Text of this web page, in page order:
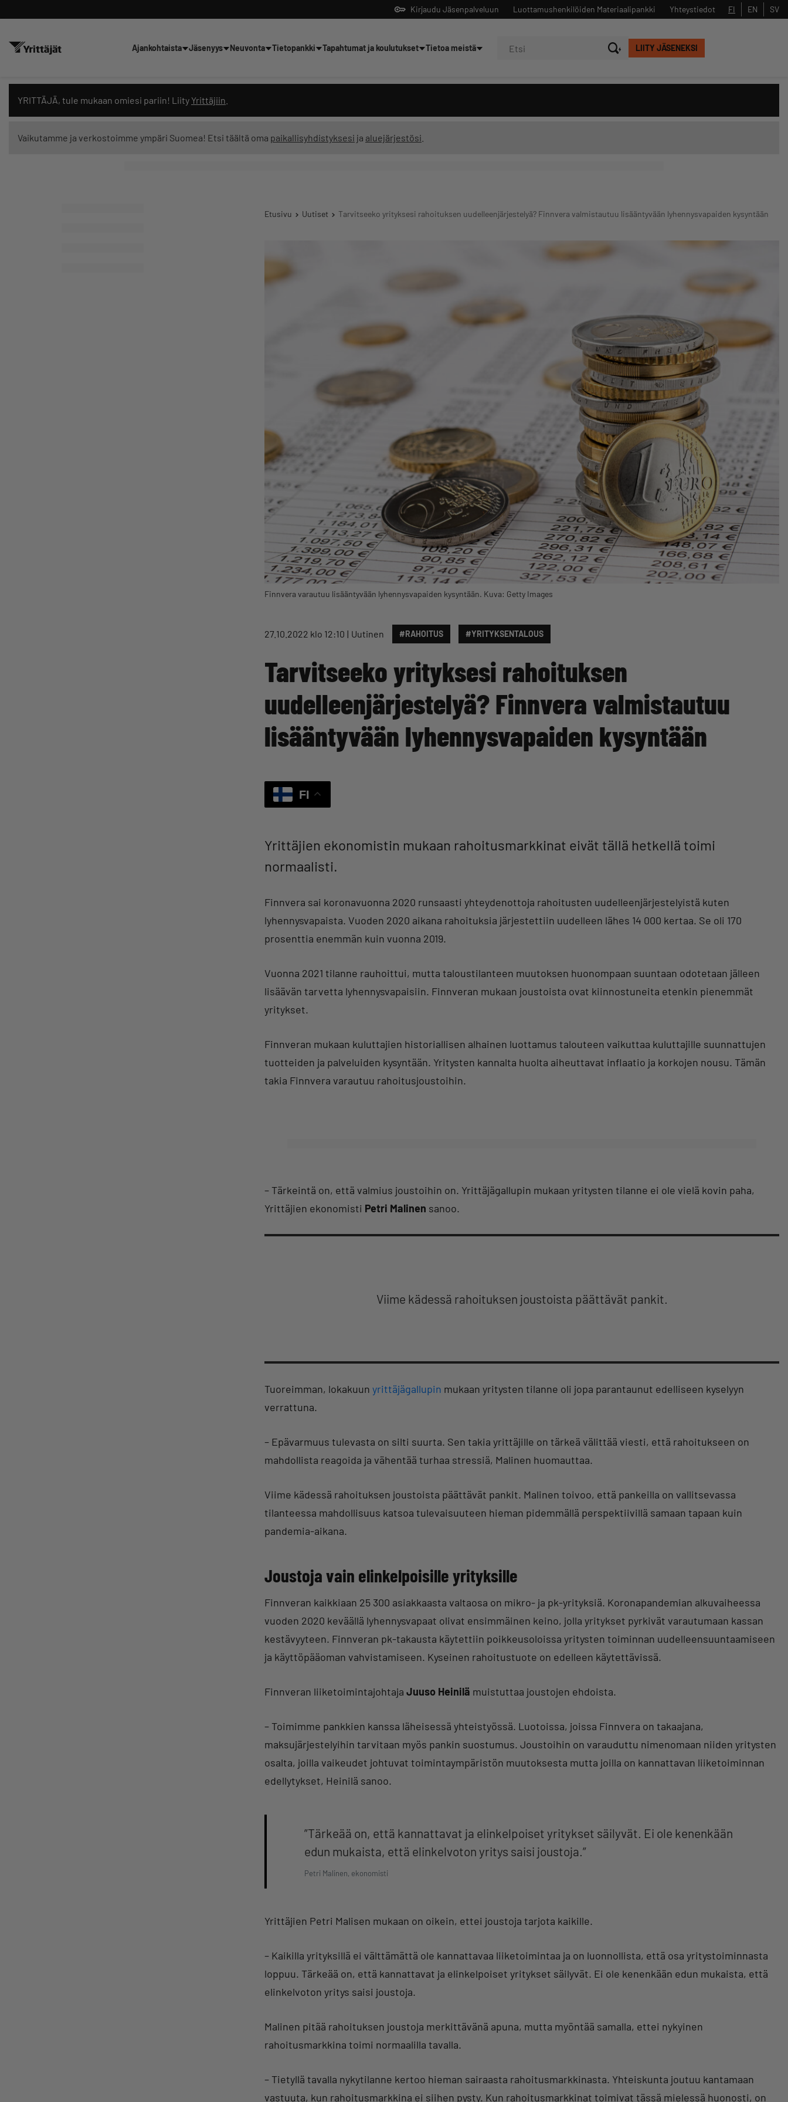
Kirjaudu Jäsenpalveluun Yhteystiedot
Luottamushenkilöiden Materiaalipankki FI EN SV
LIITY JÄSENEKSI
Ajankohtaista Jäsenyys Neuvonta Tietopankki Tapahtumat ja koulutukset Tietoa meistä
YRITTÄJÄ, tule mukaan omiesi pariin! Liity Yrittäjiin
Vaikutamme ja verkostoimme ympäri Suomea! Etsi täältä oma paikallisyhdistyksesi ja aluejärjestösi
Etusivu Uutiset Tarvitseeko yrityksesi rahoituksen uudelleenjärjestelyä? Finnvera valmistautuu lisääntyvään lyhennysvapaiden kysyntään
Finnvera varautuu lisääntyvään lyhennysvapaiden kysyntään. Kuva: Getty Images
27.10.2022 klo 12:10 Uutinen #RAHOITUS #YRITYKSENTALOUS
Tarvitseeko yrityksesi rahoituksen
uudelleenjärjestelyä? Finnvera valmistautuu
lisääntyvään lyhennysvapaiden kysyntään
FI
Yrittäjien ekonomistin mukaan rahoitusmarkkinat eivät tällä hetkellä toimi
normaalisti.
Finnvera sai koronavuonna 2020 runsaasti yhteydenottoja rahoitusten uudelleenjärjestelyistä kuten
lyhennysvapaista. Vuoden 2020 aikana rahoituksia järjestettiin uudelleen lähes 14 000 kertaa. Se oli 170
prosenttia enemmän kuin vuonna 2019.
Vuonna 2021 tilanne rauhoittui, mutta taloustilanteen muutoksen huonompaan suuntaan odotetaan jälleen
lisäävän tarvetta lyhennysvapaisiin. Finnveran mukaan joustoista ovat kiinnostuneita etenkin pienemmät
yritykset.
Finnveran mukaan kuluttajien historiallisen alhainen luottamus talouteen vaikuttaa kuluttajille suunnattujen
tuotteiden ja palveluiden kysyntään. Yritysten kannalta huolta aiheuttavat inflaatio ja korkojen nousu. Tämän
takia Finnvera varautuu rahoitusjoustoihin.
– Tärkeintä on, että valmius joustoihin on. Yrittäjägallupin mukaan yritysten tilanne ei ole vielä kovin paha,
Yrittäjien ekonomisti Petri Malinen sanoo.
Viime kädessä rahoituksen joustoista päättävät pankit.
Tuoreimman, lokakuun yrittäjägallupin mukaan yritysten tilanne oli jopa parantaunut edelliseen kyselyyn
verrattuna.
– Epävarmuus tulevasta on silti suurta. Sen takia yrittäjille on tärkeä välittää viesti, että rahoitukseen on
mahdollista reagoida ja vähentää turhaa stressiä, Malinen huomauttaa.
Viime kädessä rahoituksen joustoista päättävät pankit. Malinen toivoo, että pankeilla on vallitsevassa
tilanteessa mahdollisuus katsoa tulevaisuuteen hieman pidemmällä perspektiivillä samaan tapaan kuin
pandemia-aikana.
Joustoja vain elinkelpoisille yrityksille
Finnveran kaikkiaan 25 300 asiakkaasta valtaosa on mikro- ja pk-yrityksiä. Koronapandemian alkuvaiheessa
vuoden 2020 keväällä lyhennysvapaat olivat ensimmäinen keino, jolla yritykset pyrkivät varautumaan kassan
kestävyyteen. Finnveran pk-takausta käytettiin poikkeusoloissa yritysten toiminnan uudelleensuuntaamiseen
ja käyttöpääoman vahvistamiseen. Kyseinen rahoitustuote on edelleen käytettävissä.
Finnveran liiketoimintajohtaja Juuso Heinilä muistuttaa joustojen ehdoista.
– Toimimme pankkien kanssa läheisessä yhteistyössä. Luotoissa, joissa Finnvera on takaajana,
maksujärjestelyihin tarvitaan myös pankin suostumus. Joustoihin on varauduttu nimenomaan niiden yritysten
osalta, joilla vaikeudet johtuvat toimintaympäristön muutoksesta mutta joilla on kannattavan liiketoiminnan
edellytykset, Heinilä sanoo.
”Tärkeää on, että kannattavat ja elinkelpoiset yritykset säilyvät. Ei ole kenenkään
edun mukaista, että elinkelvoton yritys saisi joustoja.”
Petri Malinen, ekonomisti
Yrittäjien Petri Malisen mukaan on oikein, ettei joustoja tarjota kaikille.
– Kaikilla yrityksillä ei välttämättä ole kannattavaa liiketoimintaa ja on luonnollista, että osa yritystoiminnasta
loppuu. Tärkeää on, että kannattavat ja elinkelpoiset yritykset säilyvät. Ei ole kenenkään edun mukaista, että
elinkelvoton yritys saisi joustoja.
Malinen pitää rahoituksen joustoja merkittävänä apuna, mutta myöntää samalla, ettei nykyinen
rahoitusmarkkina toimi normaalilla tavalla.
– Tietyllä tavalla nykytilanne kertoo hieman sairaasta rahoitusmarkkinasta. Yhteiskunta joutuu kantamaan
vastuuta, kun rahoitusmarkkina ei siihen pysty. Kun rahoitusmarkkinat toimivat tässä mielessä huonosti, on
Sulje
Hae sivustolta tai kysy suoraan Yrittäjien tekoälyltä